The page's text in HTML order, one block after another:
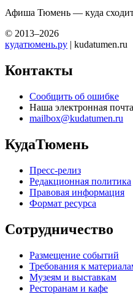
Афиша Тюмень — куда
© 2013–2026
кудатюмень.ру | kudatumen.ru
Контакты
Сообщить об ошибке
Наша электронная почта
mailbox@kudatumen.ru
КудаТюмень
Пресс-релиз
Редакционная политика
Правовая информация
Формат ресурса
Сотрудничество
Размещение событий
Требования к
Музеям и выставкам
Ресторанам и кафе